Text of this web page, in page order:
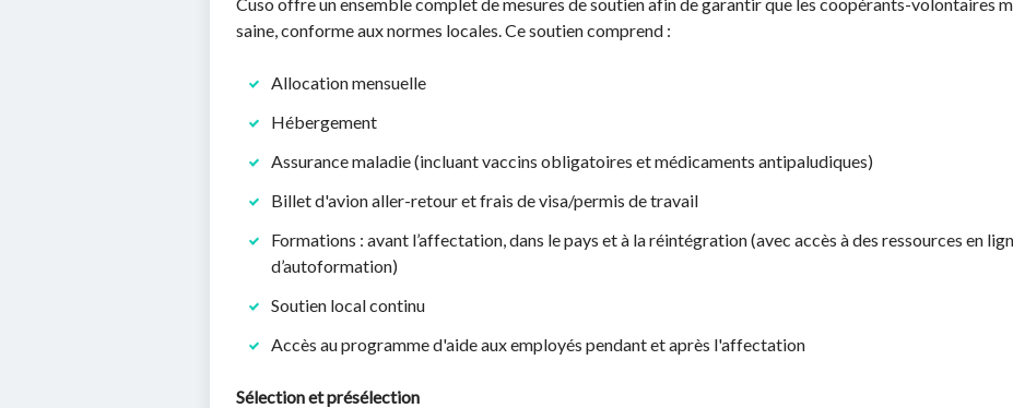
saine, conforme aux normes locales. Ce soutien comprend :
Allocation mensuelle
Hébergement
Assurance maladie (incluant vaccins obligatoires et médicaments antipaludiques)
Billet d'avion aller-retour et frais de visa/permis de travail
Formations : avant l’affectation, dans le pays et à la réintégration (avec accès à des ressources en
d’autoformation)
Soutien local continu
Accès au programme d'aide aux employés pendant et après l'affectation
Sélection et présélection